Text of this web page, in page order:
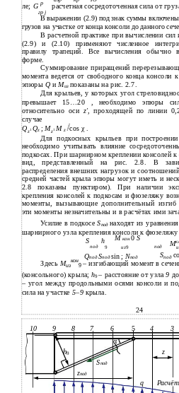
ле; Gp расчетная сосредоточенная сила от
гр j
В выражении (2.9) под знак суммы включены
грузов на участке от конца консоли до данного
В расчетной практике при вычислении
(2.9) и (2.10) применяют численное
правилу трапеций. Все вычисления обычно
форме.
Суммирование приращений
момента ведется от свободного конца
эпюры QиМиз показаны на рис. 2.7.
Для крыльев, у которых угол
превышает 15…20 , необходимо эпюры
относительно оси z', проходящей по линии
случае
Qz1 Qz ;Мz1 Mz cos χ .
Для подкосных крыльев при
необходимо учитывать влияние
подкосах. При шарнирном креплении консолей
вид, представленный на рис. 2.8. В
распределения внешних нагрузок и
средней частей крыла эпюры могут иметь и
2.8 показаны пунктиром). При наличии
крепления консолей к подкосам и фюзеляжу
моменты, вызывающие дополнительный
эти моменты незначительны и в расчётах ими
Усилие в подкосеSпод находят из
шарнирного узла крепления консоли к фюзеляжу
S
под
h Mкон0S
под М
9 из9
QподSподsin ; Nпод Sпод
Здесь Миз
кон
9– изгибающий момент в
(консольного) крыла; h9– расстояние от узла9
– угол между продольными осями консоли и
сила на участке 5–9 крыла.
24
10 9 8 7 6 5 4 3
h9
α
z
Sпод
zпод
q